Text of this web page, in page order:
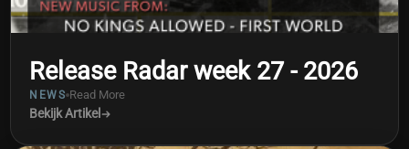
Release Radar week 27 - 2026
NEWS Read More
Bekijk Artikel